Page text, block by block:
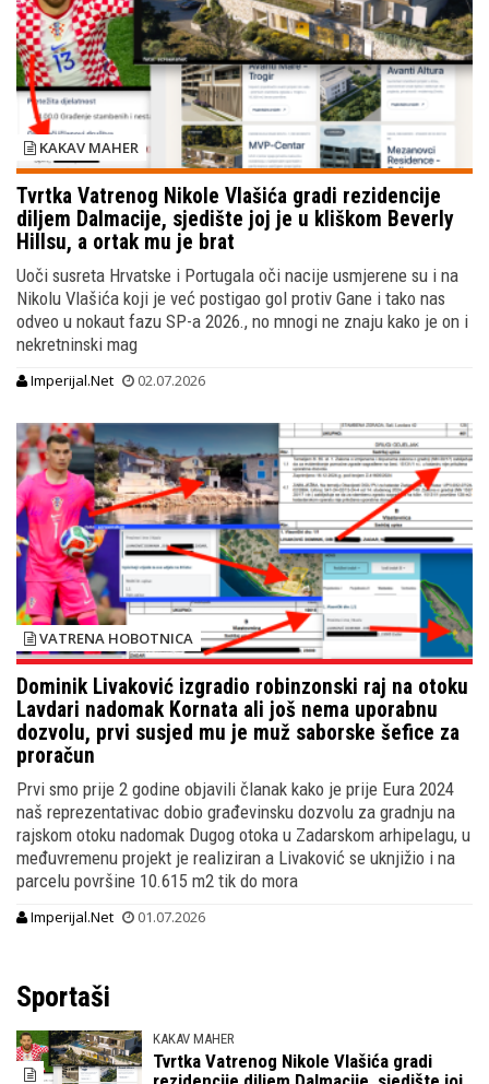
KAKAV MAHER
Tvrtka Vatrenog Nikole Vlašića gradi rezidencije
diljem Dalmacije, sjedište joj je u kliškom Beverly
Hillsu, a ortak mu je brat
Uoči susreta Hrvatske i Portugala oči nacije usmjerene su i na
Nikolu Vlašića koji je već postigao gol protiv Gane i tako nas
odveo u nokaut fazu SP-a 2026., no mnogi ne znaju kako je on i
nekretninski mag
Imperijal.Net 02.07.2026
VATRENA HOBOTNICA
Dominik Livaković izgradio robinzonski raj na otoku
Lavdari nadomak Kornata ali još nema uporabnu
dozvolu, prvi susjed mu je muž saborske šefice za
proračun
Prvi smo prije 2 godine objavili članak kako je prije Eura 2024
naš reprezentativac dobio građevinsku dozvolu za gradnju na
rajskom otoku nadomak Dugog otoka u Zadarskom arhipelagu, u
međuvremenu projekt je realiziran a Livaković se uknjižio i na
parcelu površine 10.615 m2 tik do mora
Imperijal.Net 01.07.2026
Sportaši
KAKAV MAHER
Tvrtka Vatrenog Nikole Vlašića gradi